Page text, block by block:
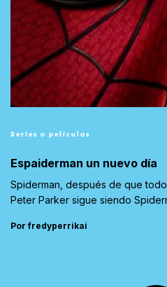
Series o películas
Espaiderman un nuevo día
Spiderman, después de que
Peter Parker sigue siendo
Por fredyperrikai